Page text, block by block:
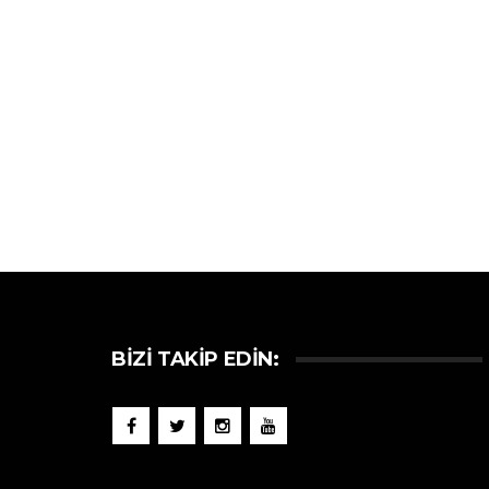
BIZI TAKIP EDIN: